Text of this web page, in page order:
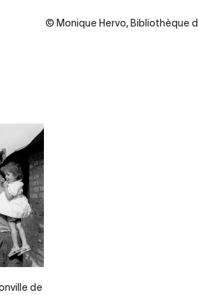
© Monique Hervo, Bibliothèque
de